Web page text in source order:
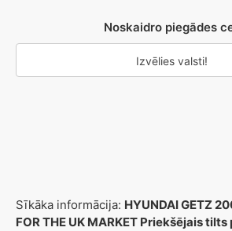
Noskaidro piegādes
Izvēlies valsti!
Sīkāka informācija: HYUNDAI GETZ
FOR THE UK MARKET Priekšējais